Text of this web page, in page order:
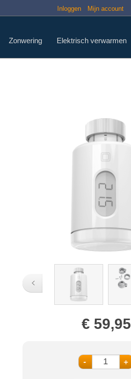
Inloggen Mijn account
Zonwering Elektrisch verwarmen
€ 59,95
- +